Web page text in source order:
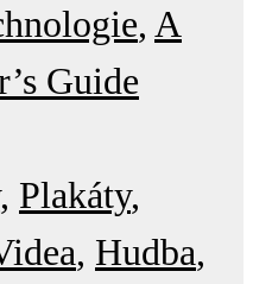
A
Guide
Plakáty
Hudba